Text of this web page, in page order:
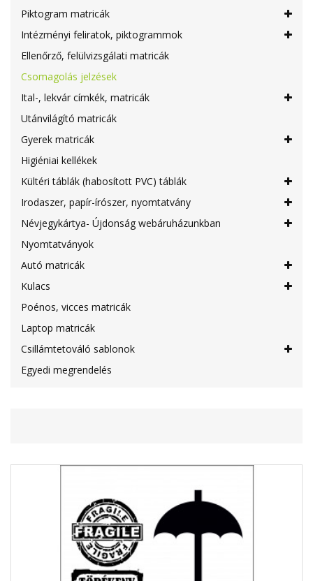
Piktogram matricák
Intézményi feliratok, piktogrammok
Ellenőrző, felülvizsgálati matricák
Csomagolás jelzések
Ital-, lekvár címkék, matricák
Utánvilágító matricák
Gyerek matricák
Higiéniai kellékek
Kültéri táblák (habosított PVC) táblák
Irodaszer, papír-írószer, nyomtatvány
Névjegykártya- Újdonság webáruházunkban
Nyomtatványok
Autó matricák
Kulacs
Poénos, vicces matricák
Laptop matricák
Csillámtetováló sablonok
Egyedi megrendelés